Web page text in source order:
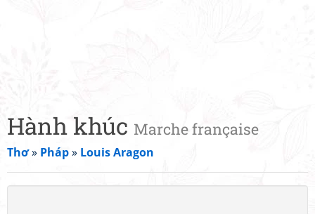
Hành khúc Marche française
Thơ» Pháp» Louis Aragon